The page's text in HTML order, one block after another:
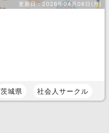
更新日：2026年04月06日(月)
茨城県 社会人サークル